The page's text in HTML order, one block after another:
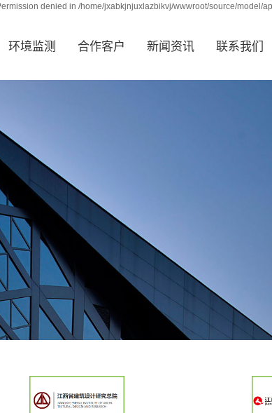
denied in /home/jxabkjnjuxlazbikvj/wwwroot/source/model/
环境监测 合作客户 新闻资讯 联系我们